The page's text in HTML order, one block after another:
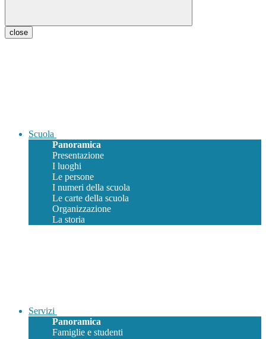
close
Scuola
Panoramica
Presentazione
I luoghi
Le persone
I numeri della scuola
Le carte della scuola
Organizzazione
La storia
Servizi
Panoramica
Famiglie e studenti